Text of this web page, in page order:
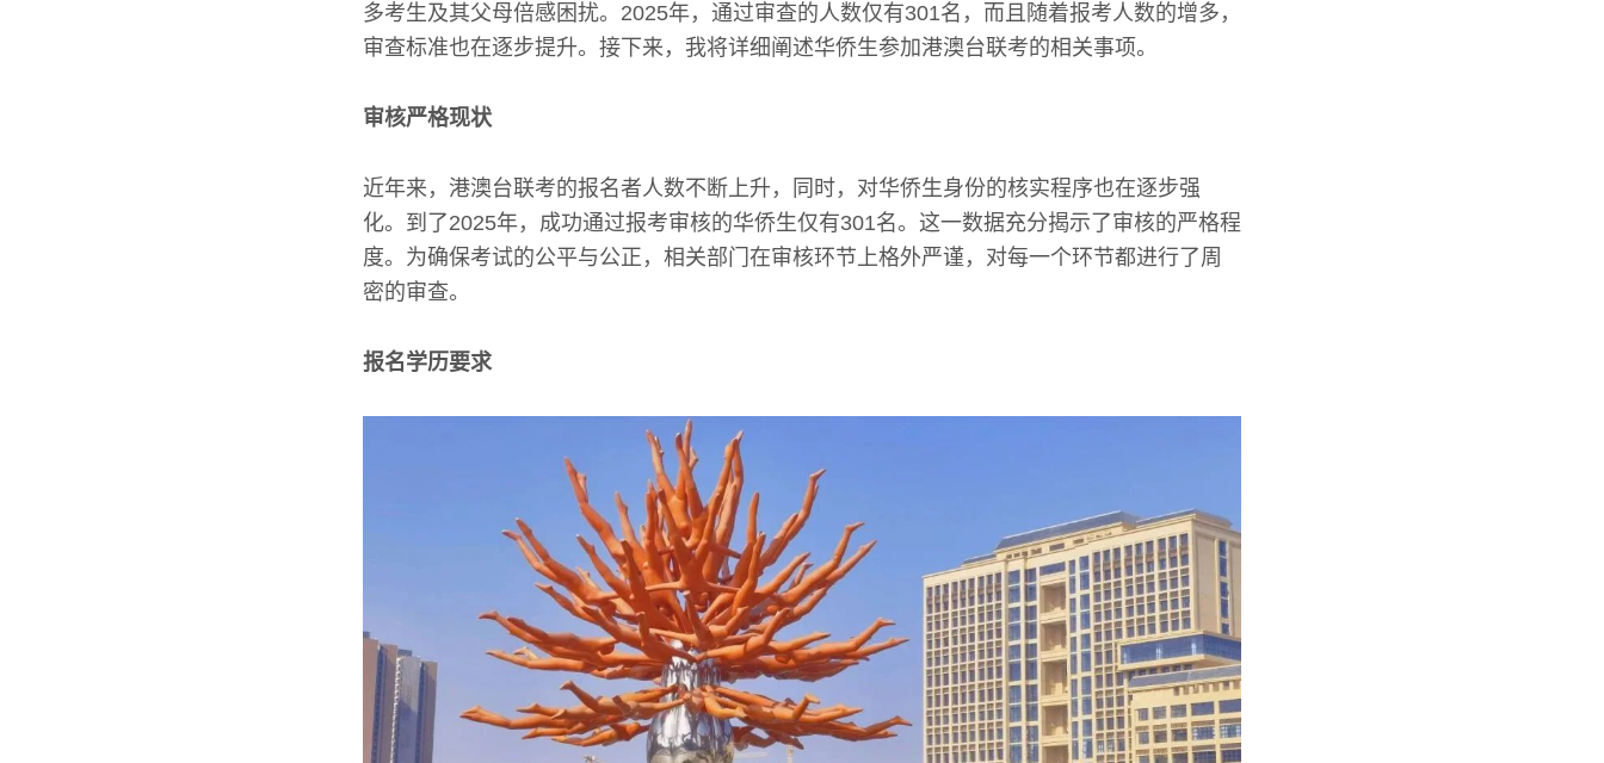
多考生及其父母倍感困扰。2025年，通过审查的人数仅有301名，而且随着报考人数的增多，
审查标准也在逐步提升。接下来，我将详细阐述华侨生参加港澳台联考的相关事项。
审核严格现状
近年来，港澳台联考的报名者人数不断上升，同时，对华侨生身份的核实程序也在逐步强
化。到了2025年，成功通过报考审核的华侨生仅有301名。这一数据充分揭示了审核的严格程
度。为确保考试的公平与公正，相关部门在审核环节上格外严谨，对每一个环节都进行了周
密的审查。
报名学历要求